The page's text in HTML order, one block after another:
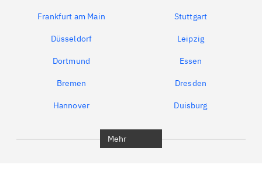
Frankfurt am Main Stuttgart
Düsseldorf Leipzig
Dortmund Essen
Bremen Dresden
Hannover Duisburg
Mehr